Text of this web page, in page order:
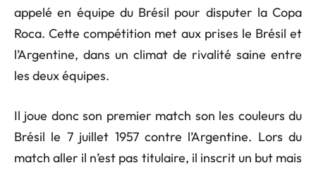
appelé en équipe du Brésil pour disputer la Copa
Roca. Cette compétition met aux prises le Brésil et
l’Argentine, dans un climat de rivalité saine entre
les deux équipes.
Il joue donc son premier match son les couleurs du
Brésil le 7 juillet 1957 contre l’Argentine. Lors du
match aller il n’est pas titulaire, il inscrit un but mais